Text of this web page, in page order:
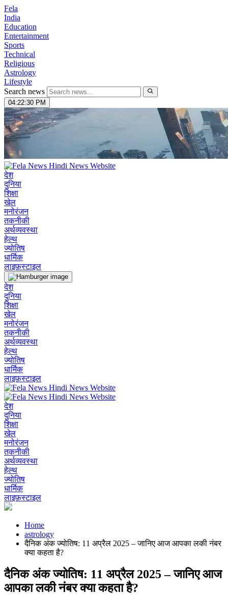
Fela
India
Education
Entertainment
Sports
Technical
Religious
Astrology
Lifestyle
Search news
04:22:31 PM
देश
दुनिया
शिक्षा
खेल
मनोरंजन
तकनीकी
अर्थव्यवस्था
हेल्थ
ज्योतिष
धार्मिक
लाइफ़स्टाइल
देश
दुनिया
शिक्षा
खेल
मनोरंजन
तकनीकी
अर्थव्यवस्था
हेल्थ
ज्योतिष
धार्मिक
लाइफ़स्टाइल
देश
दुनिया
शिक्षा
खेल
मनोरंजन
तकनीकी
अर्थव्यवस्था
हेल्थ
ज्योतिष
धार्मिक
लाइफ़स्टाइल
Home
astrology
दैनिक अंक ज्योतिष: 11 अप्रैल 2025 – जानिए आज आपका लकी नंबर
क्या कहता है?
दैनिक अंक ज्योतिष: 11 अप्रैल 2025 – जानिए आज
आपका लकी नंबर क्या कहता है?